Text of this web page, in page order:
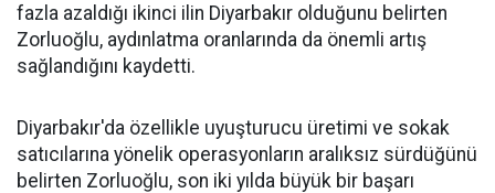
fazla azaldığı ikinci ilin Diyarbakır olduğunu belirten
Zorluoğlu, aydınlatma oranlarında da önemli artış
sağlandığını kaydetti.
Diyarbakır'da özellikle uyuşturucu üretimi ve sokak
satıcılarına yönelik operasyonların aralıksız sürdüğünü
belirten Zorluoğlu, son iki yılda büyük bir başarı